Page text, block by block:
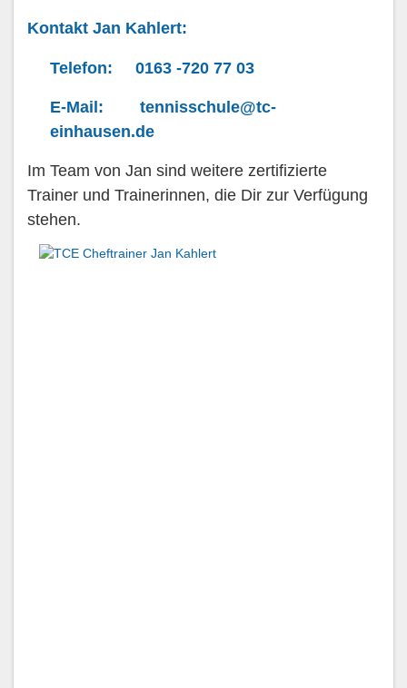
Kontakt Jan Kahlert:
Telefon: 0163 -720 77 03
E-Mail: tennisschule@tc-
einhausen.de
Im Team von Jan sind weitere zertifizierte
Trainer und Trainerinnen, die Dir zur Verfügung
stehen.